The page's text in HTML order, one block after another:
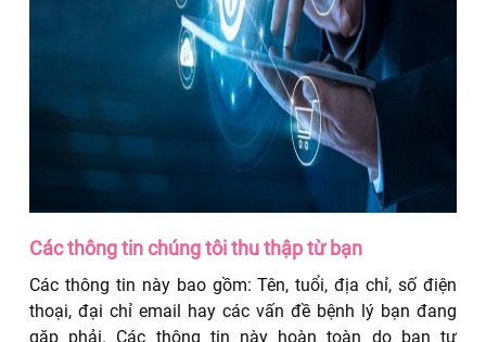
Các thông tin chúng tôi thu thập từ bạn
Các thông tin này bao gồm: Tên, tuổi, địa chỉ, số điện
thoại, đại chỉ email hay các vấn đề bệnh lý bạn đang
gặp phải. Các thông tin này hoàn toàn do bạn tự